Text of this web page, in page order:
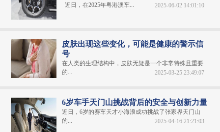
近日，在2025年粤港澳车... 2025-06-02 14:01:10
皮肤出现这些变化，可能是健康的警示信
号
在人类的生理结构中，皮肤无疑是一个非常特殊且重要
的...
2025-03-25 23:49:07
6岁车手天门山挑战背后的安全与创新力量
近日，6岁的赛车天才小海浪成功挑战了张家界天门山
的...
2025-04-16 21:21:03